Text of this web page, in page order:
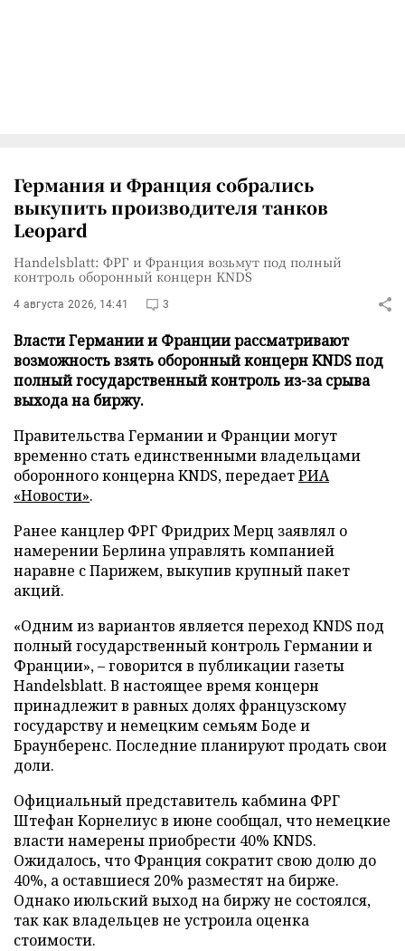
Германия и Франция собрались
выкупить производителя танков
Leopard
Handelsblatt: ФРГ и Франция возьмут под полный
контроль оборонный концерн KNDS
4 августа 2026, 14:41 3
Власти Германии и Франции рассматривают
возможность взять оборонный концерн KNDS под
полный государственный контроль из-за срыва
выхода на биржу.
Правительства Германии и Франции могут
временно стать единственными владельцами
оборонного концерна KNDS, передаетРИА
«Новости».
Ранее канцлер ФРГ Фридрих Мерц заявлял о
намерении Берлина управлять компанией
наравне с Парижем, выкупив крупный пакет
акций.
«Одним из вариантов является переход KNDS под
полный государственный контроль Германии и
Франции», – говорится в публикации газеты
Handelsblatt. В настоящее время концерн
принадлежит в равных долях французскому
государству и немецким семьям Боде и
Браунберенс. Последние планируют продать свои
доли.
Официальный представитель кабмина ФРГ
Штефан Корнелиус в июне сообщал, что немецкие
власти намерены приобрести 40% KNDS.
Ожидалось, что Франция сократит свою долю до
40%, а оставшиеся 20% разместят на бирже.
Однако июльский выход на биржу не состоялся,
так как владельцев не устроила оценка
стоимости.